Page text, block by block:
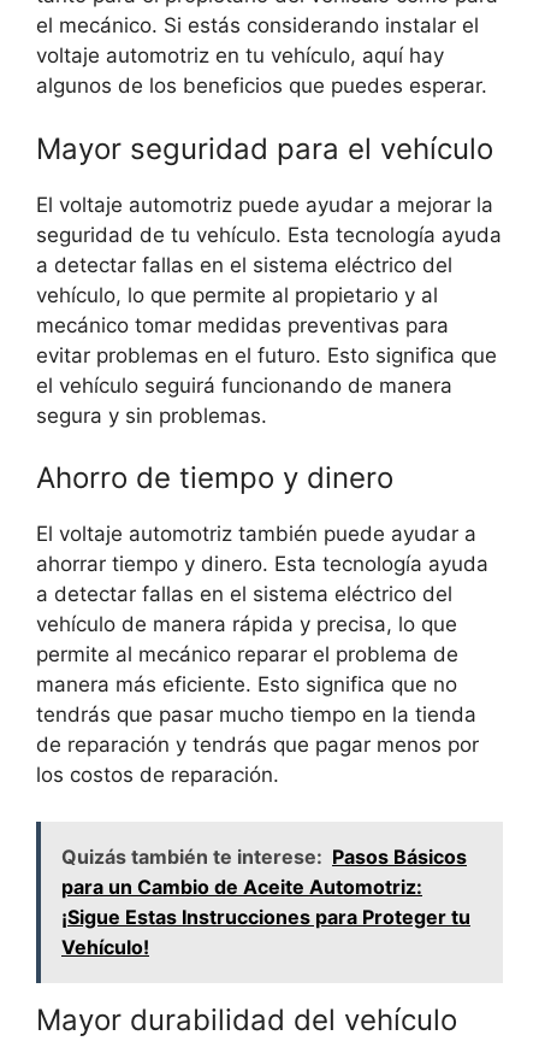
el mecánico. Si estás considerando instalar el
voltaje automotriz en tu vehículo, aquí hay
algunos de los beneficios que puedes esperar.
Mayor seguridad para el vehículo
El voltaje automotriz puede ayudar a mejorar la
seguridad de tu vehículo. Esta tecnología ayuda
a detectar fallas en el sistema eléctrico del
vehículo, lo que permite al propietario y al
mecánico tomar medidas preventivas para
evitar problemas en el futuro. Esto significa que
el vehículo seguirá funcionando de manera
segura y sin problemas.
Ahorro de tiempo y dinero
El voltaje automotriz también puede ayudar a
ahorrar tiempo y dinero. Esta tecnología ayuda
a detectar fallas en el sistema eléctrico del
vehículo de manera rápida y precisa, lo que
permite al mecánico reparar el problema de
manera más eficiente. Esto significa que no
tendrás que pasar mucho tiempo en la tienda
de reparación y tendrás que pagar menos por
los costos de reparación.
Quizás también te interese: Pasos Básicos
para un Cambio de Aceite Automotriz:
¡Sigue Estas Instrucciones para Proteger tu
Vehículo!
Mayor durabilidad del vehículo